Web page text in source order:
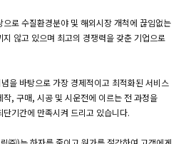
로 수질환경분야 및 해외시장 개척에 끊임없는
않고 있으며 최고의 경쟁력을 갖춘 기업으로
을 바탕으로 가장 경제적이고 최적화된 서비스
, 구매, 시공 및 시운전에 이르는 전 과정을
기간에 만족시켜 드리고 있습니다.